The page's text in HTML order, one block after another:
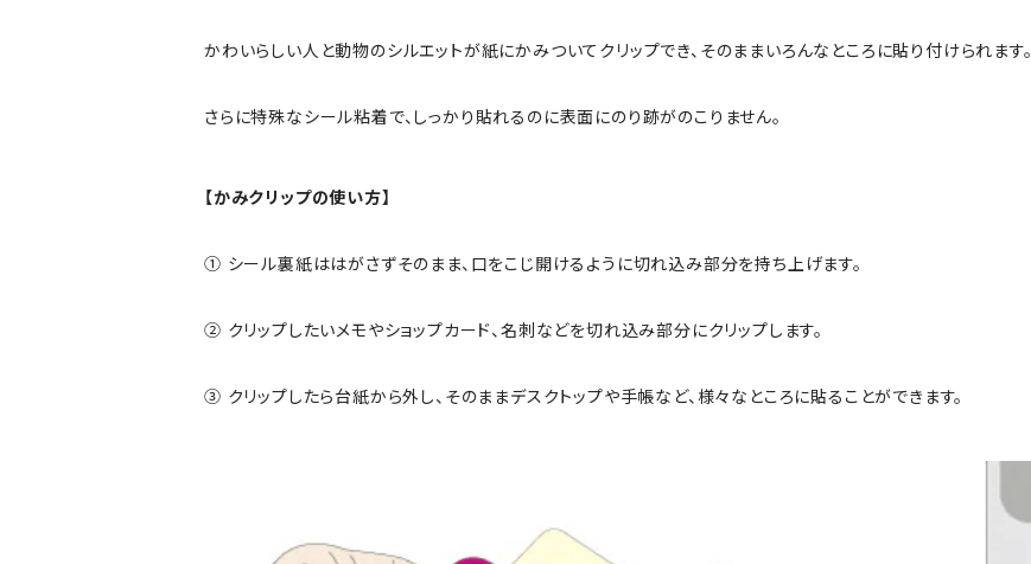
かわいらしい人と動物のシルエットが紙にかみついてクリップでき、そのままいろんなところに貼り付けられます。
さらに特殊なシール粘着で、しっかり貼れるのに表面にのり跡がのこりません。
【かみクリップの使い方】
① シール裏紙ははがさずそのまま、口をこじ開けるように切れ込み部分を持ち上げます。
② クリップしたいメモやショップカード、名刺などを切れ込み部分にクリップします。
③ クリップしたら台紙から外し、そのままデスクトップや手帳など、様々なところに貼ることができます。